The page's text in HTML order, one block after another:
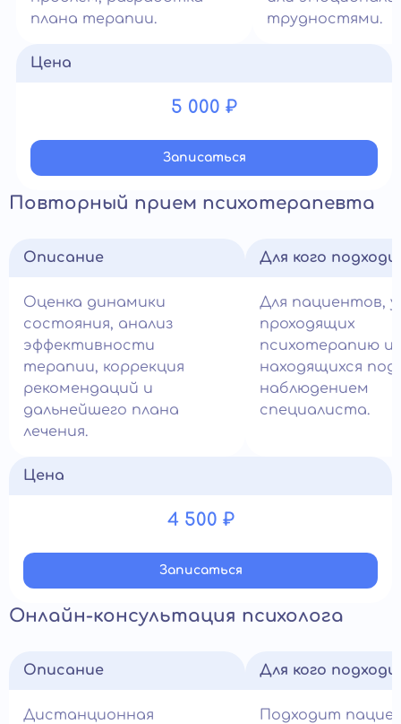
плана терапии.
трудностями.
Цена
5 000 ₽
Записатьcя
Повторный прием психотерапевта
Описание
Оценка динамики
состояния, анализ
эффективности
терапии, коррекция
рекомендаций и
дальнейшего плана
лечения.
Для кого
Для пациентов,
проходящих
психотерапию
находящихся под
наблюдением
специалиста.
Цена
4 500 ₽
Записатьcя
Онлайн-консультация психолога
Описание
Дистанционная
Для кого
Подходит